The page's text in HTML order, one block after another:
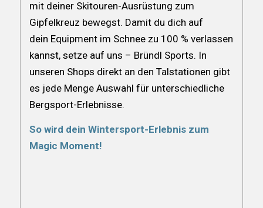
mit deiner Skitouren-Ausrüstung zum
Gipfelkreuz bewegst. Damit du dich auf
dein Equipment im Schnee zu 100 % verlassen
kannst, setze auf uns – Bründl Sports. In
unseren Shops direkt an den Talstationen gibt
es jede Menge Auswahl für unterschiedliche
Bergsport-Erlebnisse.
So wird dein Wintersport-Erlebnis zum
Magic Moment!